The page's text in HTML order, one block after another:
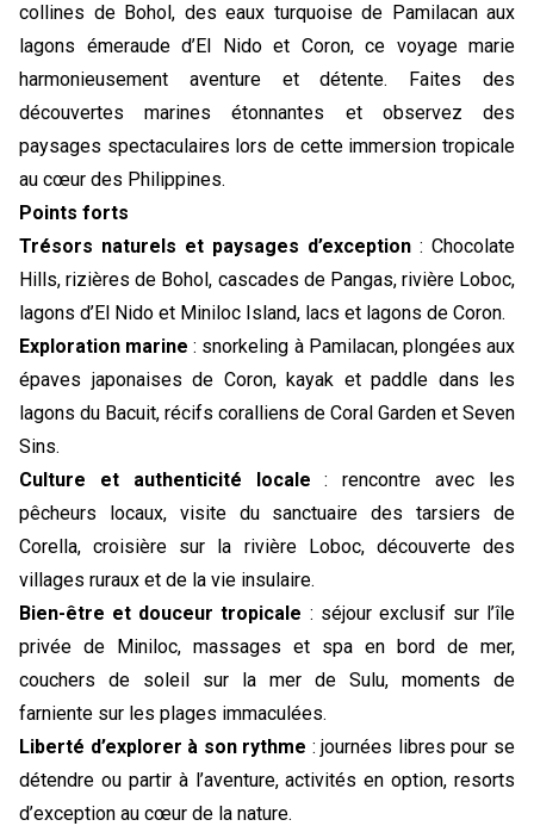
collines de Bohol, des eaux turquoise de Pamilacan aux
lagons émeraude d’El Nido et Coron, ce voyage marie
harmonieusement aventure et détente. Faites des
découvertes marines étonnantes et observez des
paysages spectaculaires lors de cette immersion tropicale
au cœur des Philippines.
Points forts
Trésors naturels et paysages d’exception : Chocolate
Hills, rizières de Bohol, cascades de Pangas, rivière Loboc,
lagons d’El Nido et Miniloc Island, lacs et lagons de Coron.
Exploration marine : snorkeling à Pamilacan, plongées aux
épaves japonaises de Coron, kayak et paddle dans les
lagons du Bacuit, récifs coralliens de Coral Garden et Seven
Sins.
Culture et authenticité locale : rencontre avec les
pêcheurs locaux, visite du sanctuaire des tarsiers de
Corella, croisière sur la rivière Loboc, découverte des
villages ruraux et de la vie insulaire.
Bien-être et douceur tropicale : séjour exclusif sur l’île
privée de Miniloc, massages et spa en bord de mer,
couchers de soleil sur la mer de Sulu, moments de
farniente sur les plages immaculées.
Liberté d’explorer à son rythme : journées libres pour se
détendre ou partir à l’aventure, activités en option, resorts
d’exception au cœur de la nature.